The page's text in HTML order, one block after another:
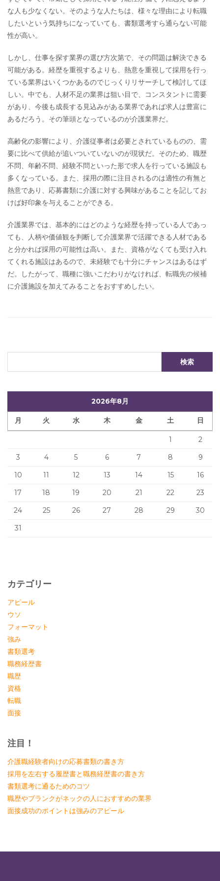
な人も少なくない。そのような人たちは、様々な理由により転職
したいという気持ちになっていても、書類選考すら通らない可能
性が高い。
しかし、仕事を探す業界の選び方次第で、その問題は解決できる
可能がある。経歴を重視するよりも、熱意を重視して採用を行っ
ている業界はいくつかあるのでじっくりリサーチして検討してほ
しい。中でも、人材不足の業界は狙い目で、コンスタントに需要
があり、今後も成長する見込みがある業界であれば求人は豊富に
あるだろう。その筆頭となっているのが介護業界だ。
高齢化の影響により、介護従事者は必要とされているものの、需
要に比べて供給が追いついていないのが現状だ。そのため、職歴
不問、年齢不問、経験不問といった形で求人を行っている施設も
多くなっている。また、採用の際に注目されるのは適性の有無と
熱意であり、応募書類に介護に対する興味があることを記してお
けば好印象を与えることができる。
介護業界では、基本的にはどのような経歴を持っている人であっ
ても、人柄や価値観を判断して介護業界で活躍できる人材である
と分かれば採用の可能性は高い。また、資格がなくても受け入れ
てくれる施設はあるので、未経験でも十分にチャンスはあるはず
だ。したがって、職種に強いこだわりがなければ、転職先の候補
に介護施設を加えてみることをおすすめしたい。
2026年8月
月 火 水 木 金 土 日
1
2
3
4 5 6 7 8
9
10
11 12 13 14 15
16
17
18 19 20 21 22
23
24
25 26 27 28 29
30
31
カテゴリー
アピール
ウソ
フォーマット
強み
書類選考
職務経歴書
職歴
資格
転職
面接
注目！
介護職経験者向けの応募書類の書き方
採用を左右する履歴書と職務経歴書の書き方
書類選考に通るためのコツ
職歴やブランクがネックの人におすすめの業界
面接成功のポイントは強みのアピール